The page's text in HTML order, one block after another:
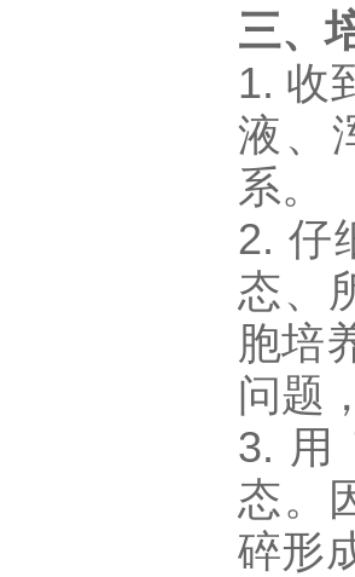
三、
1. 收
液、
系。
2. 仔
态、
胞培
问题
3. 用
态。
碎形